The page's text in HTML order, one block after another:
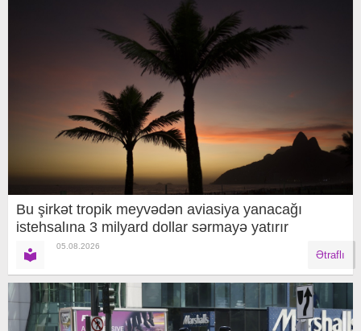
Bu şirkət tropik meyvədən aviasiya yanacağı
istehsalına 3 milyard dollar sərmayə yatırır
05.08.2026
Ətraflı